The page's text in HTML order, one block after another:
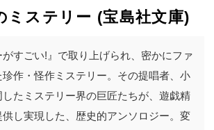
ミステリー (宝島社文庫)
がすごい!』で取り上げられ、密かにファ
珍作・怪作ミステリー。その提唱者、小
たミステリー界の巨匠たちが、遊戯精
し実現した、歴史的アンソロジー。変